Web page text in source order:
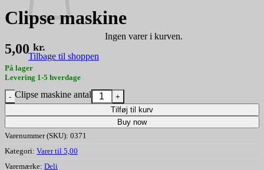
Ingen varer i kurven.
Tilbage til shoppen
Clipse maskine
5,00 kr.
På lager
Levering 1-5 hverdage
Clipse maskine antal
Tilføj til kurv
Buy now
Varenummer (SKU): 0371
Kategori: Varer til 5,00
Varemærke: Deli